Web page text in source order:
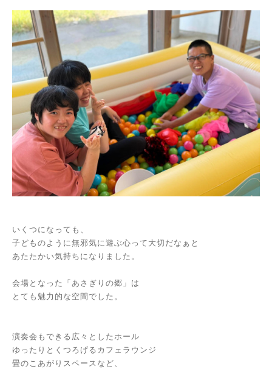
いくつになっても、
子どものように無邪気に遊ぶ心って大切だなぁと
あたたかい気持ちになりました。
会場となった「あさぎりの郷」は
とても魅力的な空間でした。
演奏会もできる広々としたホール
ゆったりとくつろげるカフェラウンジ
畳のこあがりスペースなど、